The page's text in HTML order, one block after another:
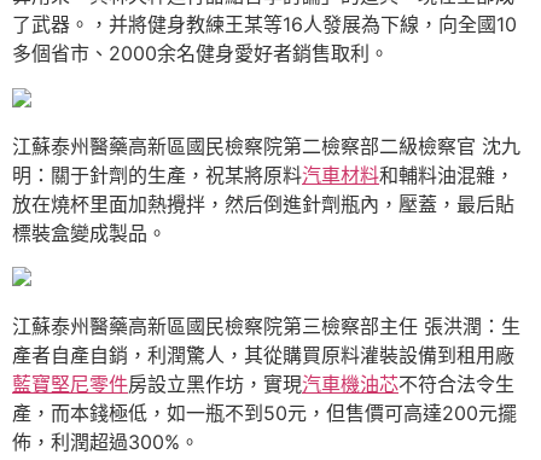
了武器。，并將健身教練王某等16人發展為下線，向全國10
多個省市、2000余名健身愛好者銷售取利。
江蘇泰州醫藥高新區國民檢察院第二檢察部二級檢察官 沈九
明：關于針劑的生產，祝某將原料汽車材料和輔料油混雜，
放在燒杯里面加熱攪拌，然后倒進針劑瓶內，壓蓋，最后貼
標裝盒變成製品。
江蘇泰州醫藥高新區國民檢察院第三檢察部主任 張洪潤：生
產者自產自銷，利潤驚人，其從購買原料灌裝設備到租用廠
藍寶堅尼零件房設立黑作坊，實現汽車機油芯不符合法令生
產，而本錢極低，如一瓶不到50元，但售價可高達200元擺
佈，利潤超過300%。